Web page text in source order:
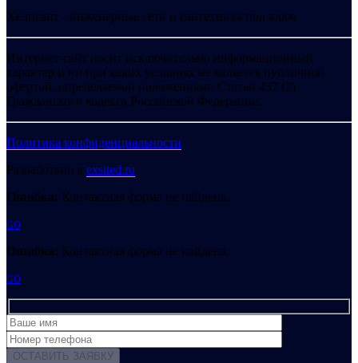
Хелпсант - инженерные сети и сантехника под ключ
Интернет-сайт носит исключительно информационный
характер и ни при каких условиях не является публичной
офертой, определяемой положениями Статьи 437 (2)
Гражданского кодекса Российской Федерации.
Политика конфиденциальности
Разработано в exsited.ru
Ошибка: Контактная форма не найдена.
GO
Ошибка: Контактная форма не найдена.
GO